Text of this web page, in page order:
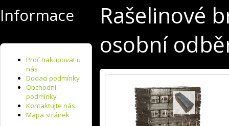
Informace
Proč nakupovat u
nás
Dodací podmínky
Obchodní
podmínky
Kontaktujte nás
Mapa stránek
Rašelinové
osobní